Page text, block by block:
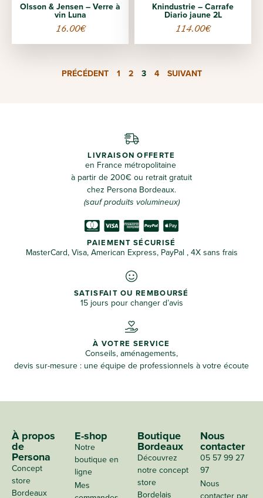
Olsson & Jensen – Verre à
vin Luna
16.00€
Knindustrie – Carrafe
Diario jaune 2L
114.00€
PRÉCÉDENT 1 2 3 4 SUIVANT
LIVRAISON OFFERTE
en France métropolitaine
à partir de 200€ ou retrait gratuit
chez Persona Bordeaux.
(sauf produits volumineux)
PAIEMENT SÉCURISÉ
MasterCard, Visa, American Express, PayPal , 4X sans frais
SATISFAIT OU REMBOURSÉ
15 jours pour changer d’avis
À VOTRE SERVICE
Conseils, aménagements,
devis sur-mesure : une équipe de professionnels à votre écoute
À propos
de
Persona
Concept
store
Bordeaux
E-shop
Notre
boutique en
ligne
Mes
Boutique
Bordeaux
Découvrez
notre concept
store
Bordelais
Nous
contacter
05 57 99 27
97
Nous